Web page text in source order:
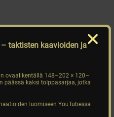
– taktisten kaavioiden ja
ovaalikentällä 148–202 × 120–
päässä kaksi tolppasarjaa, jotka
luomiseen YouTubessa